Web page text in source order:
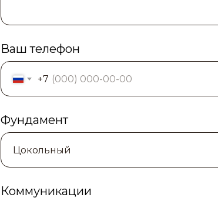
Ваш телефон
+7
Фундамент
Коммуникации